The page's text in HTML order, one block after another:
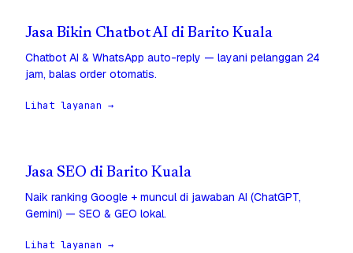
Jasa Bikin Chatbot AI di Barito Kuala
Chatbot AI & WhatsApp auto-reply — layani pelanggan 24
jam, balas order otomatis.
Lihat layanan →
Jasa SEO di Barito Kuala
Naik ranking Google + muncul di jawaban AI (ChatGPT,
Gemini) — SEO & GEO lokal.
Lihat layanan →